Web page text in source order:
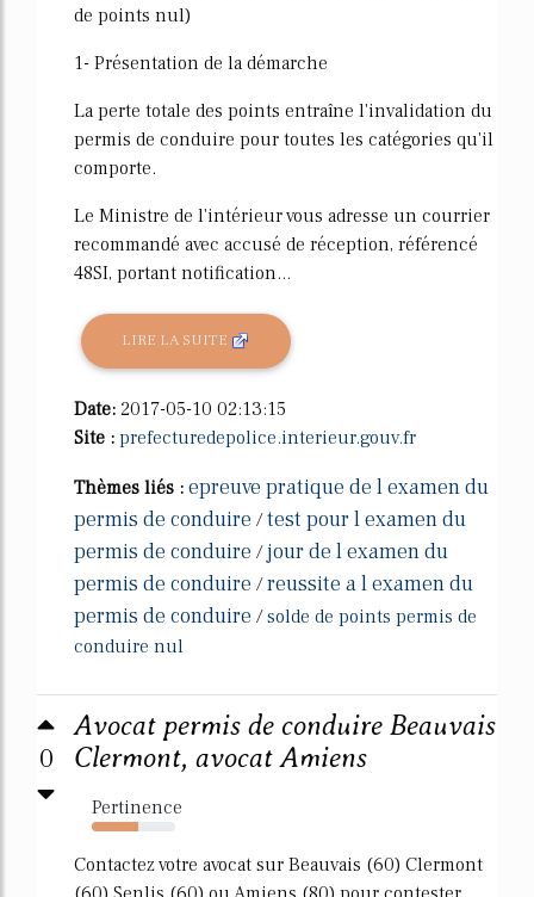
de points nul)
1- Présentation de la démarche
La perte totale des points entraîne l'invalidation du
permis de conduire pour toutes les catégories qu'il
comporte.
Le Ministre de l'intérieur vous adresse un courrier
recommandé avec accusé de réception, référencé
48SI, portant notification...
LIRE LA SUITE
Date: 2017-05-10 02:13:15
Site : prefecturedepolice.interieur.gouv.fr
Thèmes liés : epreuve pratique de l examen du
permis de conduire /test pour l examen du
permis de conduire /jour de l examen du
permis de conduire /reussite a l examen du
permis de conduire /solde de points permis de
conduire nul
0
Avocat permis de conduire Beauvais
Clermont, avocat Amiens
Pertinence
56%
Contactez votre avocat sur Beauvais (60) Clermont